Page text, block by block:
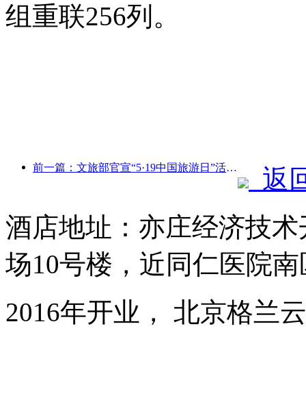
组重联256列。
前一篇：文旅部官宣“5·19中国旅游日”活动 拟投入惠民补贴超10亿元
返
酒店地址：亦庄经济技
场10号楼，近同仁医院南
2016年开业， 北京格